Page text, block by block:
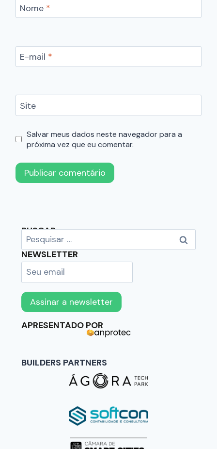
Nome *
E-mail *
Site
Salvar meus dados neste navegador para a
próxima vez que eu comentar.
BUSCAR
NEWSLETTER
APRESENTADO POR
BUILDERS PARTNERS